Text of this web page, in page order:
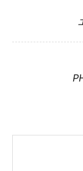
ナ
シ